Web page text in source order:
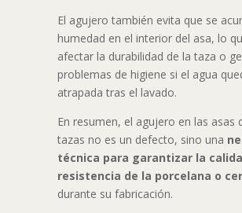
El agujero también evita que se
humedad en el interior del asa, lo
afectar la durabilidad de la taza o
problemas de higiene si el agua
atrapada tras el lavado.
En resumen, el agujero en las asas
tazas no es un defecto, sino una
técnica para garantizar la
resistencia de la porcelana o
durante su fabricación.